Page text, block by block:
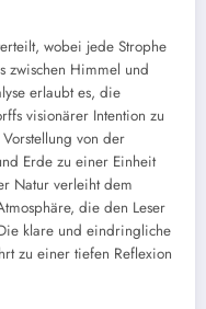
wobei jede Strophe
zwischen Himmel und
erlaubt es, die
visionärer Intention zu
von der
Erde zu einer Einheit
Natur verleiht dem
die den Leser
klare und eindringliche
zu einer tiefen Reflexion